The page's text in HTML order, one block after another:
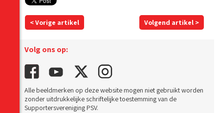
< Vorige artikel Volgend artikel >
Volg ons op:
Alle beeldmerken op deze website mogen niet gebruikt worden
zonder uitdrukkelijke schriftelijke toestemming van de
Supportersvereniging PSV.